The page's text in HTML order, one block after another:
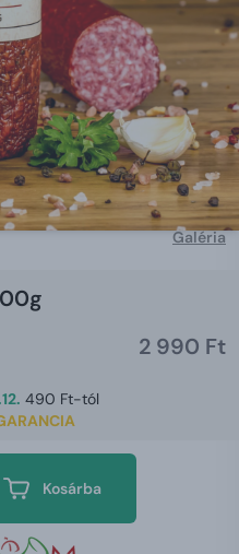
Galéria
2 990 Ft
490 Ft-tól
Kosárba